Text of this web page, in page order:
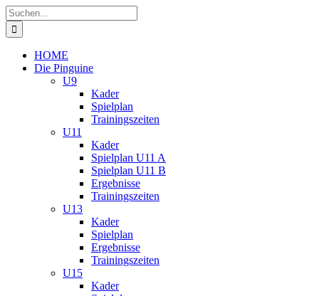
Zum
Inhalt
springen
Suche
nach:
HOME
Die Pinguine
U9
Kader
Spielplan
Trainingszeiten
U11
Kader
Spielplan U11 A
Spielplan U11 B
Ergebnisse
Trainingszeiten
U13
Kader
Spielplan
Ergebnisse
Trainingszeiten
U15
Kader